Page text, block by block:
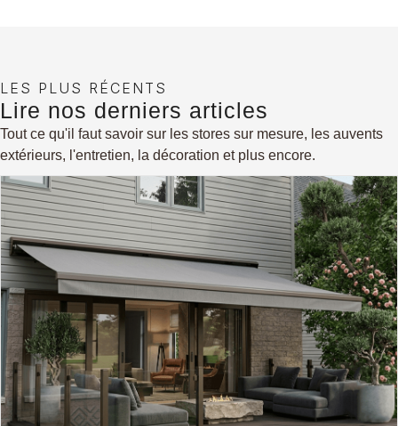
LES PLUS RÉCENTS
Lire nos derniers articles
Tout ce qu'il faut savoir sur les stores sur mesure, les auvents
extérieurs, l'entretien, la décoration et plus encore.